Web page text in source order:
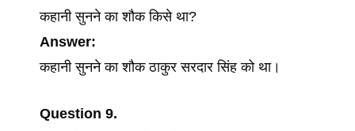
कहानी सुनने का शौक किसे था?
Answer:
कहानी सुनने का शौक ठाकुर सरदार सिंह को था।
Question 9.